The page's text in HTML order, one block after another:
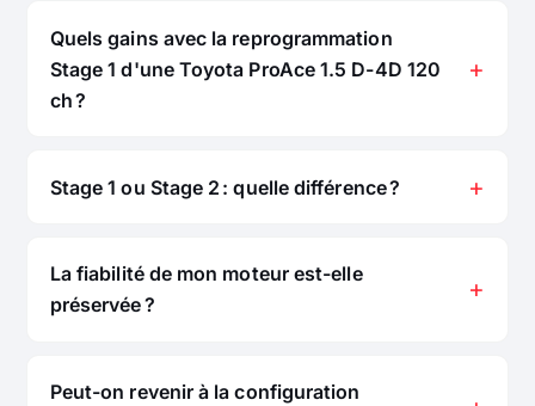
Quels gains avec la reprogrammation
Stage 1 d'une Toyota ProAce 1.5 D-4D 120
ch ?
Stage 1 ou Stage 2 : quelle différence ?
La fiabilité de mon moteur est-elle
préservée ?
Peut-on revenir à la configuration